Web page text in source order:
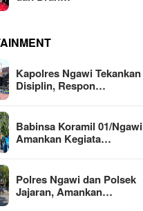
Kapolres Ngawi Tekankan
Disiplin, Respon…
Babinsa Koramil 01/Ngawi
Amankan Kegiata…
Polres Ngawi dan Polsek
Jajaran, Amankan…